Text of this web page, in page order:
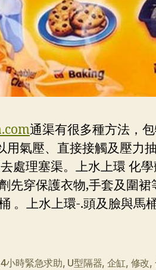
通渠有很多種方法，
用氣壓、直接接觸及壓力
處理塞渠。上水上環 化
先穿保護衣物,手套及圍
。上水上環-.頭及臉與
小時緊急求助, U型隔器, 企缸, 修改,